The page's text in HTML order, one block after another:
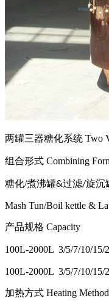
两罐三器糖化系统 Two
组合形式 Combining
糖化/煮沸罐&过滤/旋沉
Mash Tun/Boil kettle &
产品规格 Capacity
100L-2000L 3/5/7/10/15/
100L-2000L 3/5/7/10/15/
加热方式 Heating Method